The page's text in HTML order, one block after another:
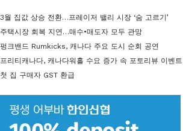
3월 집값 상승 전환…프레이저 밸리 시장 ‘숨 고르기’
주택시장 회복 지연…매수•매도자 모두 관망
펑크밴드 Rumkicks, 캐나다 주요 도시 순회 공연
프리티캐나다, 캐나다워홀 수요 증가 속 포토리뷰 이벤
첫 집 구매자 GST 환급